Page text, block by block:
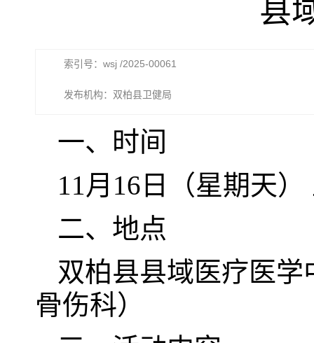
县
索引号：wsj /2025-00061
发布机构：双柏县卫健局
一、时间
11月16日（星期天
二、地点
双柏县县域医疗医
骨伤科）